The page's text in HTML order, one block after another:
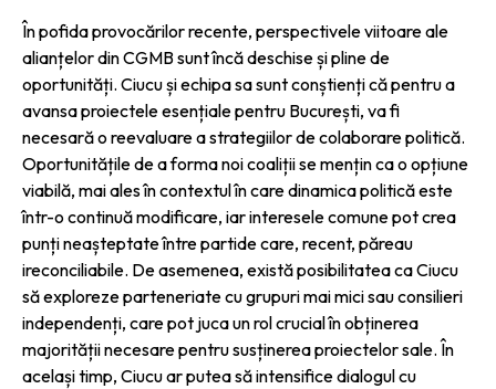
În pofida provocărilor recente, perspectivele viitoare ale
alianțelor din CGMB sunt încă deschise și pline de
oportunități. Ciucu și echipa sa sunt conștienți că pentru a
avansa proiectele esențiale pentru București, va fi
necesară o reevaluare a strategiilor de colaborare politică.
Oportunitățile de a forma noi coaliții se mențin ca o opțiune
viabilă, mai ales în contextul în care dinamica politică este
într-o continuă modificare, iar interesele comune pot crea
punți neașteptate între partide care, recent, păreau
ireconciliabile. De asemenea, există posibilitatea ca Ciucu
să exploreze parteneriate cu grupuri mai mici sau consilieri
independenți, care pot juca un rol crucial în obținerea
majorității necesare pentru susținerea proiectelor sale. În
același timp, Ciucu ar putea să intensifice dialogul cu